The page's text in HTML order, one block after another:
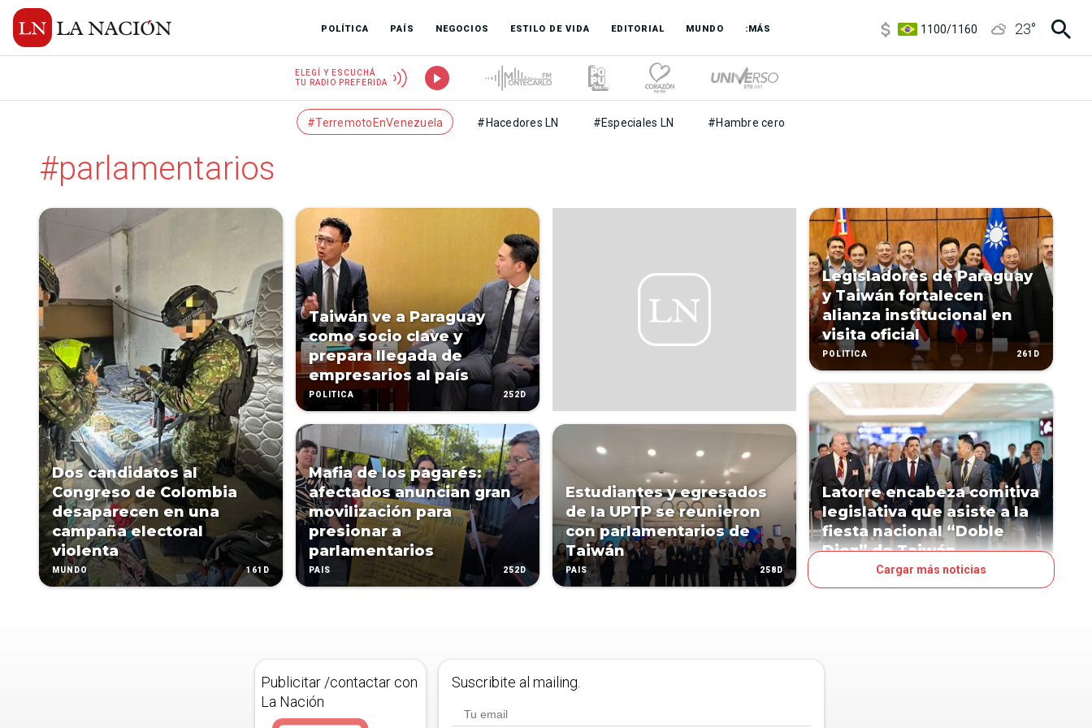
POLÍTICA PAÍS NEGOCIOS ESTILO DE VIDA EDITORIAL MUNDO :MÁS
1100/1160
23°
ELEGÍ Y ESCUCHÁ
TU RADIO PREFERIDA
#TerremotoEnVenezuela #Hacedores LN #Especiales LN #Hambre cero
#parlamentarios
Dos candidatos al
Congreso de Colombia
desaparecen en una
campaña electoral
violenta
MUNDO 161D
Taiwán ve a Paraguay
como socio clave y
prepara llegada de
empresarios al país
POLÍTICA 252D
Mafia de los pagarés:
afectados anuncian gran
movilización para
presionar a
parlamentarios
PAÍS 252D
Estudiantes y egresados
de la UPTP se reunieron
con parlamentarios de
Taiwán
PAÍS 258D
Legisladores de Paraguay
y Taiwán fortalecen
alianza institucional en
visita oficial
POLÍTICA 261D
Latorre encabeza comitiva
legislativa que asiste a la
fiesta nacional “Doble
Diez” de Taiwán
Cargar más noticias
Publicitar /contactar con
La Nación
Suscribite al mailing.